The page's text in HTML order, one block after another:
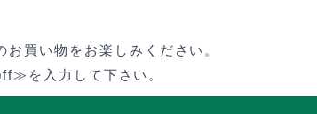
買い物をお楽しみください。
を入力して下さい。